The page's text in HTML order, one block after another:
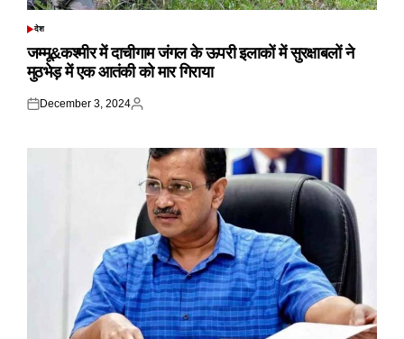
POSTED
देश
जम्मू&कश्मीर में दाचीगाम जंगल के ऊपरी इलाकों में सुरक्षाबलों ने
मुठभेड़ में एक आतंकी को मार गिराया
Posted
December 3, 2024
Posted